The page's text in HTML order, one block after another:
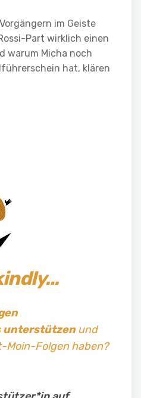
im Geiste
Part wirklich einen
warum Micha noch
hat, klären
unterstützenund
Moin-Folgen haben?